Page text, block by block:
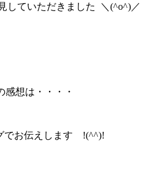
していただきました ＼(^o^)／
感想は・・・・
でお伝えします !(^^)!